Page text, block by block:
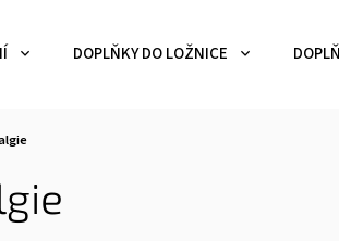
DOPLŇKY DO LOŽNICE